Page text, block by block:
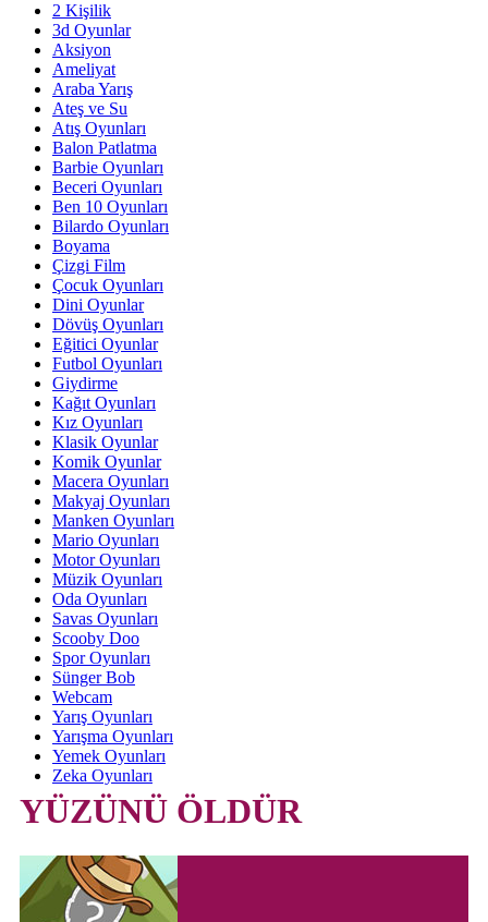
2 Kişilik
3d Oyunlar
Aksiyon
Ameliyat
Araba Yarış
Ateş ve Su
Atış Oyunları
Balon Patlatma
Barbie Oyunları
Beceri Oyunları
Ben 10 Oyunları
Bilardo Oyunları
Boyama
Çizgi Film
Çocuk Oyunları
Dini Oyunlar
Dövüş Oyunları
Eğitici Oyunlar
Futbol Oyunları
Giydirme
Kağıt Oyunları
Kız Oyunları
Klasik Oyunlar
Komik Oyunlar
Macera Oyunları
Makyaj Oyunları
Manken Oyunları
Mario Oyunları
Motor Oyunları
Müzik Oyunları
Oda Oyunları
Savas Oyunları
Scooby Doo
Spor Oyunları
Sünger Bob
Webcam
Yarış Oyunları
Yarışma Oyunları
Yemek Oyunları
Zeka Oyunları
YÜZÜNÜ ÖLDÜR